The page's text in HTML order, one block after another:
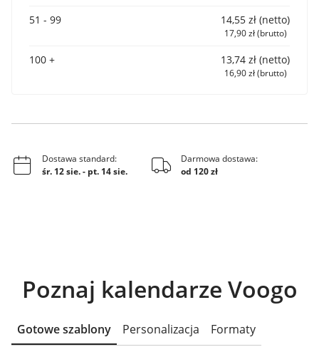
51 - 99 14,55 zł (netto)
17,90 zł (brutto)
100 + 13,74 zł (netto)
16,90 zł (brutto)
Dostawa standard:
śr. 12 sie.- pt. 14 sie.
Darmowa dostawa:
od 120 zł
Poznaj kalendarze Voogo
Gotowe szablony Personalizacja Formaty